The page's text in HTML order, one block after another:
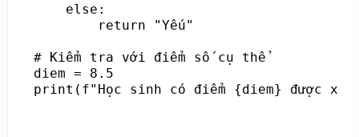
    else:
        return "Yếu"
# Kiểm tra với điểm số cụ thể
diem = 8.5